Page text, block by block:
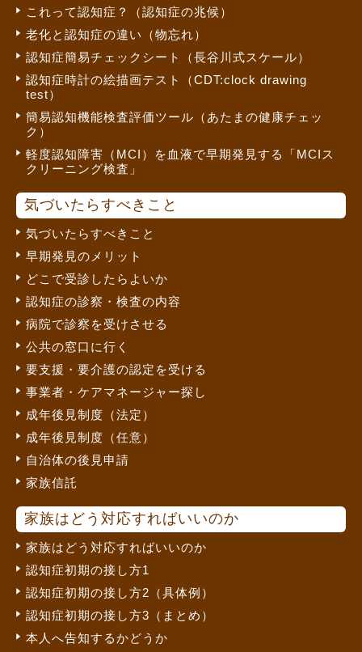
これって認知症？（認知症の兆候）
老化と認知症の違い（物忘れ）
認知症簡易チェックシート（長谷川式スケール）
認知症時計の絵描画テスト（CDT:clock drawing
test）
簡易認知機能検査評価ツール（あたまの健康チェッ
ク）
軽度認知障害（MCI）を血液で早期発見する「MCIス
クリーニング検査」
気づいたらすべきこと
気づいたらすべきこと
早期発見のメリット
どこで受診したらよいか
認知症の診察・検査の内容
病院で診察を受けさせる
公共の窓口に行く
要支援・要介護の認定を受ける
事業者・ケアマネージャー探し
成年後見制度（法定）
成年後見制度（任意）
自治体の後見申請
家族信託
家族はどう対応すればいいのか
家族はどう対応すればいいのか
認知症初期の接し方1
認知症初期の接し方2（具体例）
認知症初期の接し方3（まとめ）
本人へ告知するかどうか